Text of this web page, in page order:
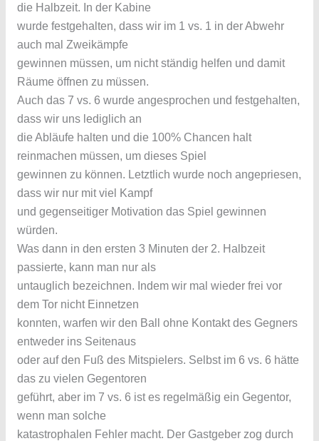
die Halbzeit. In der Kabine
wurde festgehalten, dass wir im 1 vs. 1 in der Abwehr
auch mal Zweikämpfe
gewinnen müssen, um nicht ständig helfen und damit
Räume öffnen zu müssen.
Auch das 7 vs. 6 wurde angesprochen und festgehalten,
dass wir uns lediglich an
die Abläufe halten und die 100% Chancen halt
reinmachen müssen, um dieses Spiel
gewinnen zu können. Letztlich wurde noch angepriesen,
dass wir nur mit viel Kampf
und gegenseitiger Motivation das Spiel gewinnen
würden.
Was dann in den ersten 3 Minuten der 2. Halbzeit
passierte, kann man nur als
untauglich bezeichnen. Indem wir mal wieder frei vor
dem Tor nicht Einnetzen
konnten, warfen wir den Ball ohne Kontakt des Gegners
entweder ins Seitenaus
oder auf den Fuß des Mitspielers. Selbst im 6 vs. 6 hätte
das zu vielen Gegentoren
geführt, aber im 7 vs. 6 ist es regelmäßig ein Gegentor,
wenn man solche
katastrophalen Fehler macht. Der Gastgeber zog durch